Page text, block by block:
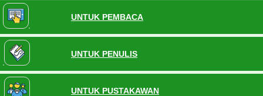
UNTUK PEMBACA
UNTUK PENULIS
UNTUK PUSTAKAWAN